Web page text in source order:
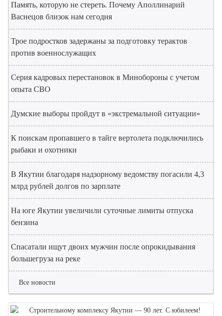
Память, которую не стереть. Почему Аполлинарий
Васнецов близок нам сегодня
Трое подростков задержаны за подготовку терактов
против военнослужащих
Серия кадровых перестановок в Минобороны с учетом
опыта СВО
Думские выборы пройдут в «экстремальной ситуации»
К поискам пропавшего в тайге вертолета подключились
рыбаки и охотники
В Якутии благодаря надзорному ведомству погасили 4,3
млрд рублей долгов по зарплате
На юге Якутии увеличили суточные лимиты отпуска
бензина
Спасатали ищут двоих мужчин после опрокидывания
большегруза на реке
Все новости